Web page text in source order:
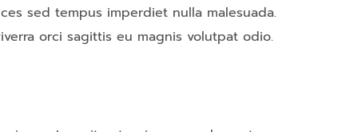
sed tempus imperdiet nulla malesuada.
orci sagittis eu magnis volutpat odio.